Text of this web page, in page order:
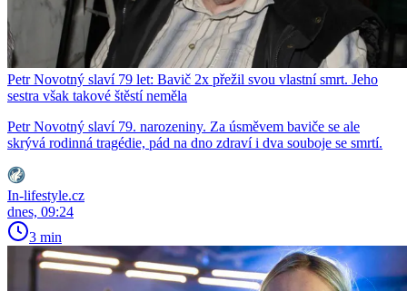
Petr Novotný slaví 79 let: Bavič 2x přežil svou vlastní smrt. Jeho
sestra však takové štěstí neměla
Petr Novotný slaví 79. narozeniny. Za úsměvem baviče se ale
skrývá rodinná tragédie, pád na dno zdraví i dva souboje se smrtí.
In-lifestyle.cz
dnes, 09:24
3 min